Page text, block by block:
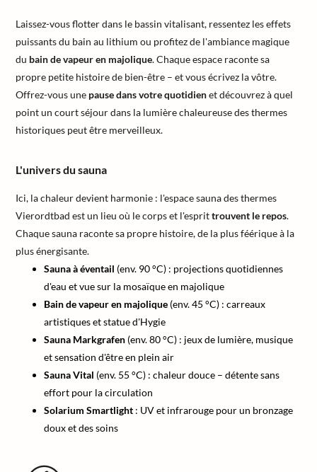
Laissez-vous flotter dans le bassin vitalisant, ressentez les effets
puissants du bain au lithium ou profitez de l'ambiance magique
du bain de vapeur en majolique. Chaque espace raconte sa
propre petite histoire de bien-être – et vous écrivez la vôtre.
Offrez-vous une pause dans votre quotidienet découvrez à quel
point un court séjour dans la lumière chaleureuse des thermes
historiques peut être merveilleux.
L'univers du sauna
Ici, la chaleur devient harmonie : l'espace sauna des thermes
Vierordtbad est un lieu où le corps et l'esprittrouvent le repos.
Chaque sauna raconte sa propre histoire, de la plus féérique à la
plus énergisante.
Sauna à éventail (env. 90 °C) : projections quotidiennes
d'eau et vue sur la mosaïque en majolique
Bain de vapeur en majolique (env. 45 °C) : carreaux
artistiques et statue d'Hygie
Sauna Markgrafen (env. 80 °C) : jeux de lumière, musique
et sensation d'être en plein air
Sauna Vital (env. 55 °C) : chaleur douce – détente sans
effort pour la circulation
Solarium Smartlight : UV et infrarouge pour un bronzage
doux et des soins